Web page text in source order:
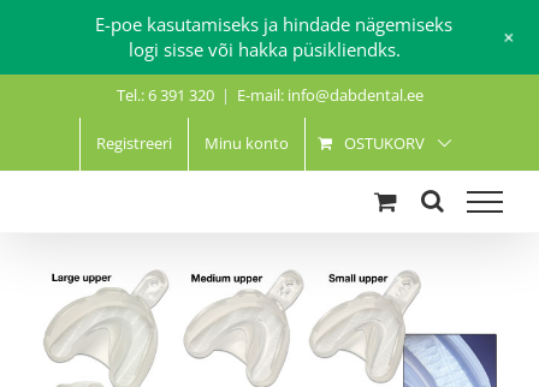
Tel.: 6 391 320 | E-mail: info@dabdental.ee
Registreeri Minu konto OSTUKORV
E-poe kasutamiseks ja hindade nägemiseks
logi sisse või hakka püsikliendks.
+